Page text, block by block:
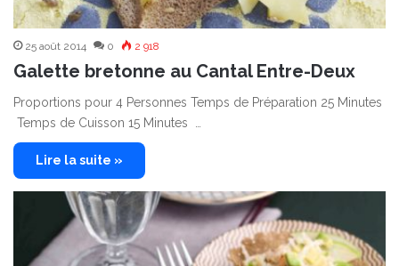
25 août 2014 0 2 918
Galette bretonne au Cantal Entre-Deux
Proportions pour 4 Personnes Temps de Préparation 25 Minutes
Temps de Cuisson 15 Minutes …
Lire la suite »